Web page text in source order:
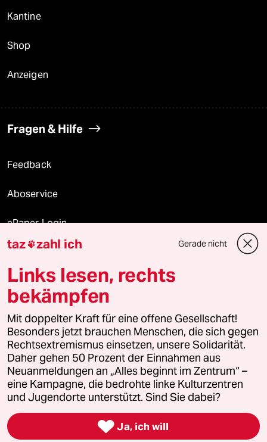
Kantine
Shop
Anzeigen
Fragen & Hilfe
Feedback
Aboservice
ePaper Login
Downloads für Abonnierende
© 2026 taz Verlags und Vertriebs GmbH
Alle Rechte vorbehalten. Bei rechtlichen Fragen oder für Genehmigungen
wenden Sie sich bitte an
lizenzen@taz.de
Feedback Redaktionsstatut Kommune-Richtlinien
Leitlinie Informant Datenschutz Impressum AGB
Seitenwende Einwilligungen widerrufen (Ads)
taz zahl ich Gerade nicht
Links lesen, rechts
bekämpfen
Mit doppelter Kraft für eine offene Gesellschaft!
Besonders jetzt brauchen Menschen, die sich gegen
Rechtsextremismus einsetzen, unsere Solidarität.
Daher gehen 50 Prozent der Einnahmen aus
Neuanmeldungen an „Alles beginnt im Zentrum“ –
eine Kampagne, die bedrohte linke Kulturzentren
und Jugendorte unterstützt. Sind Sie dabei?
 Ja, ich will